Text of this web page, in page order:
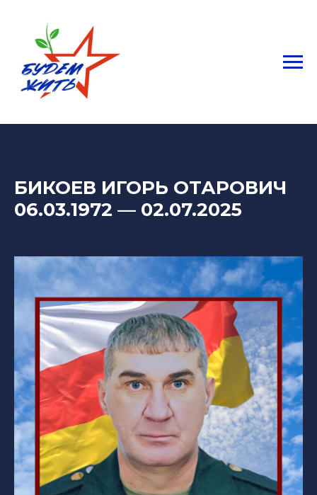
БИКОЕВ ИГОРЬ ОТАРОВИЧ
06.03.1972 — 02.07.2025